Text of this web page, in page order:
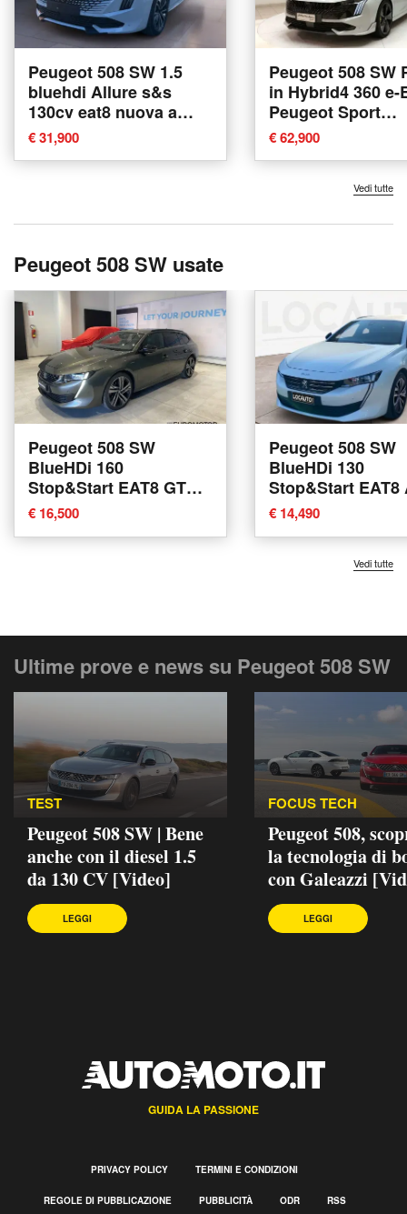
Peugeot 508 SW 1.5
bluehdi Allure s&s
130cv eat8 nuova a
Fisciano
€ 31,900
Peugeot 508 SW
in Hybrid4 360 e-
Peugeot Sport
Engineered
Teramo
€ 62,900
Vedi tutte
Peugeot 508 SW usate
Peugeot 508 SW
BlueHDi 160
Stop&Start EAT8 GT
Line del 2020 usata a
Modugno
€ 16,500
Peugeot 508 SW
BlueHDi 130
Stop&Start EAT8
Pack del 2023
Torino
€ 14,490
Vedi tutte
Ultime prove e news su Peugeot 508 SW
TEST
Peugeot 508 SW | Bene
anche con il diesel 1.5
da 130 CV [Video]
LEGGI
FOCUS TECH
Peugeot 508,
la tecnologia di
con Galeazzi
LEGGI
GUIDA LA PASSIONE
PRIVACY POLICY TERMINI E CONDIZIONI
REGOLE DI PUBBLICAZIONE PUBBLICITÀ ODR RSS